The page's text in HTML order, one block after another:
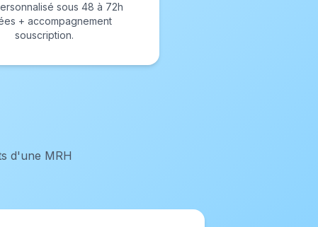
sous 48 à 72h
+ accompagnement
souscription.
d'une MRH